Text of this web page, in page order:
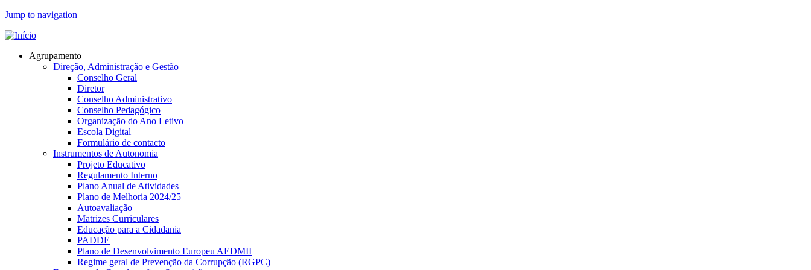
Jump to navigation
Agrupamento
Direção, Administração e Gestão
Conselho Geral
Diretor
Conselho Administrativo
Conselho Pedagógico
Organização do Ano Letivo
Escola Digital
Formulário de contacto
Instrumentos de Autonomia
Projeto Educativo
Regulamento Interno
Plano Anual de Atividades
Plano de Melhoria 2024/25
Autoavaliação
Matrizes Curriculares
Educação para a Cidadania
PADDE
Plano de Desenvolvimento Europeu AEDMII
Regime geral de Prevenção da Corrupção (RGPC)